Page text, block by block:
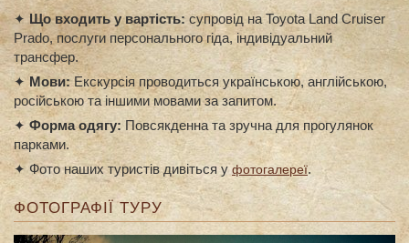
✦ Що входить у вартість: супровід на Toyota Land Cruiser
Prado, послуги персонального гіда, індивідуальний
трансфер.
✦Мови:Екскурсія проводиться українською, англійською,
російською та іншими мовами за запитом.
✦ Форма одягу: Повсякденна та зручна для прогулянок
парками.
✦ Фото наших туристів дивіться уфотогалереї.
ФОТОГРАФІЇ ТУРУ